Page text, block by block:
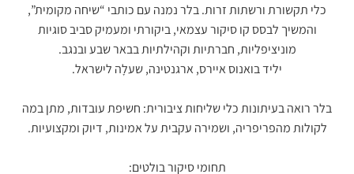
כלי תקשורת ורשתות זרות. בלר נמנה עם כותבי “שיחה מקומית”,
והמשיך לבסס קו סיקור עצמאי, ביקורתי ומעמיק סביב סוגיות
מוניציפליות, חברתיות וקהילתיות בבאר שבע ובנגב.
יליד בואנוס איירס, ארגנטינה, שעלָה לישראל.
בלר רואה בעיתונות כלי שליחות ציבורית: חשיפת עובדות, מתן במה
לקולות מהפריפריה, ושמירה עקבית על אמינות, דיוק ומקצועיות.
תחומי סיקור בולטים: